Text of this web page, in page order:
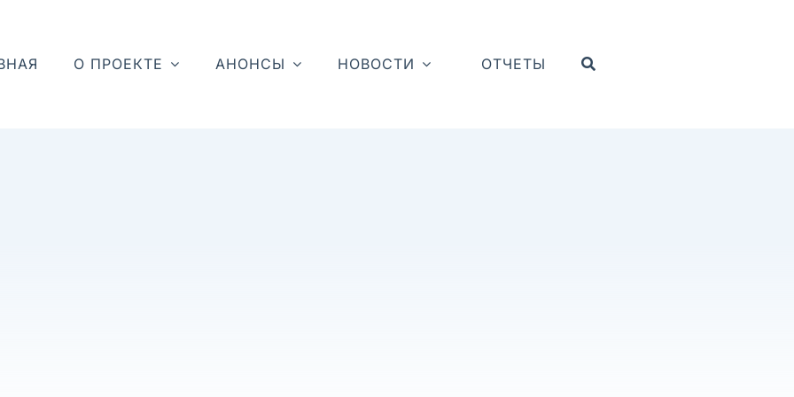
О ПРОЕКТЕ АНОНСЫ НОВОСТИ ОТЧЕТЫ